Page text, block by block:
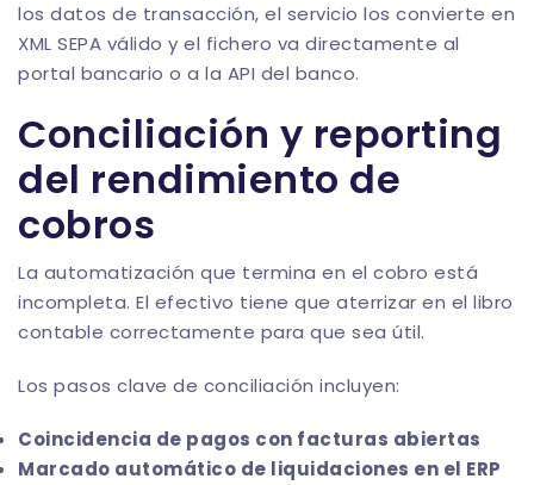
los datos de transacción, el servicio los convierte en
XML SEPA válido y el fichero va directamente al
portal bancario o a la API del banco.
Conciliación y reporting
del rendimiento de
cobros
La automatización que termina en el cobro está
incompleta. El efectivo tiene que aterrizar en el libro
contable correctamente para que sea útil.
Los pasos clave de conciliación incluyen:
Coincidencia de pagos con facturas abiertas
Marcado automático de liquidaciones en el ERP